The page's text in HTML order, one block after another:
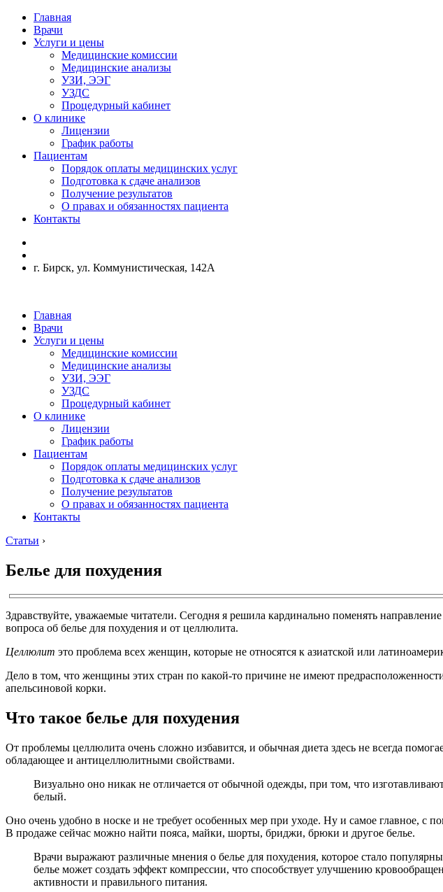
Главная
Врачи
Услуги и цены
Медицинские комиссии
Медицинские анализы
УЗИ, ЭЭГ
УЗДС
Процедурный кабинет
О клинике
Лицензии
График работы
Пациентам
Порядок оплаты медицинских услуг
Подготовка к сдаче анализов
Получение результатов
О правах и обязанностях пациента
Контакты
г. Бирск, ул. Коммунистическая, 142А
Главная
Врачи
Услуги и цены
Медицинские комиссии
Медицинские анализы
УЗИ, ЭЭГ
УЗДС
Процедурный кабинет
О клинике
Лицензии
График работы
Пациентам
Порядок оплаты медицинских услуг
Подготовка к сдаче анализов
Получение результатов
О правах и обязанностях пациента
Контакты
Статьи ›
Белье для похудения
Здравствуйте, уважаемые читатели. Сегодня я решила кардинально поменять
вопроса об белье для похудения и от целлюлита.
Целлюлит это проблема всех женщин, которые не относятся к азиатской или
Дело в том, что женщины этих стран по какой-то причине не имеют
апельсиновой корки.
Что такое белье для похудения
От проблемы целлюлита очень сложно избавится, и обычная диета здесь не всегда
обладающее и антицеллюлитными свойствами.
Визуально оно никак не отличается от обычной одежды, при том, что
белый.
Оно очень удобно в носке и не требует особенных мер при уходе. Ну и самое главное,
В продаже сейчас можно найти пояса, майки, шорты, бриджи, брюки и другое белье.
Врачи выражают различные мнения о белье для похудения, которое стало
белье может создать эффект компрессии, что способствует улучшению
активности и правильного питания.